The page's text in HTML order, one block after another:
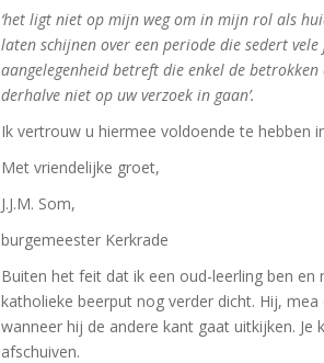
‘het ligt niet op mijn weg om in mijn rol als
laten schijnen over een periode die sedert
aangelegenheid betreft die enkel de
derhalve niet op uw verzoek in gaan’.
Ik vertrouw u hiermee voldoende te hebben
Met vriendelijke groet,
J.J.M. Som,
burgemeester Kerkrade
Buiten het feit dat ik een oud-leerling ben
katholieke beerput nog verder dicht. Hij,
wanneer hij de andere kant gaat uitkijken.
afschuiven.